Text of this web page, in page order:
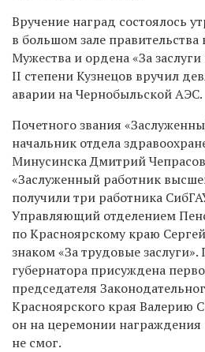
Вручение наград состоялось
в большом зале
Мужества и ордена «За
II степени Кузнецов вручил
аварии на Чернобыльской АЭС.
Почетного звания
начальник отдела
Минусинска Дмитрий
«Заслуженный работник
получили три работника
Управляющий отделением
по Красноярскому краю
знаком «За трудовые
губернатора присуждена
председателя
Красноярского края Валерию
он на церемонии награждения
не смог.